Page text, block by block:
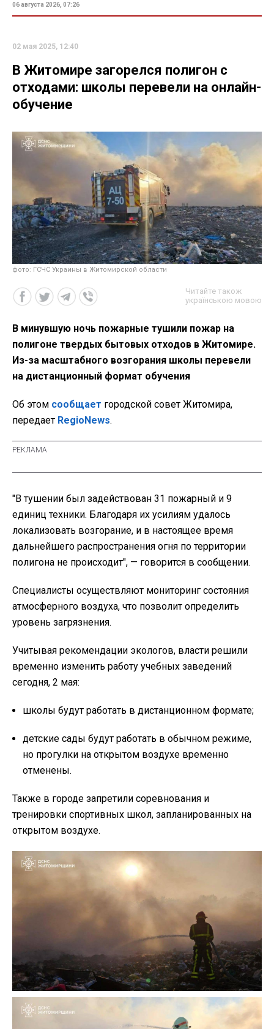
06 августа 2026, 07:26
02 мая 2025, 12:40
В Житомире загорелся полигон с
отходами: школы перевели на онлайн-
обучение
фото: ГСЧС Украины в Житомирской области
Читайте також
українською мовою
В минувшую ночь пожарные тушили пожар на
полигоне твердых бытовых отходов в Житомире.
Из-за масштабного возгорания школы перевели
на дистанционный формат обучения
Об этом сообщает городской совет Житомира,
передает RegioNews.
"В тушении был задействован 31 пожарный и 9
единиц техники. Благодаря их усилиям удалось
локализовать возгорание, и в настоящее время
дальнейшего распространения огня по территории
полигона не происходит", — говорится в сообщении.
Специалисты осуществляют мониторинг состояния
атмосферного воздуха, что позволит определить
уровень загрязнения.
Учитывая рекомендации экологов, власти решили
временно изменить работу учебных заведений
сегодня, 2 мая:
школы будут работать в дистанционном формате;
детские сады будут работать в обычном режиме,
но прогулки на открытом воздухе временно
отменены.
Также в городе запретили соревнования и
тренировки спортивных школ, запланированных на
открытом воздухе.